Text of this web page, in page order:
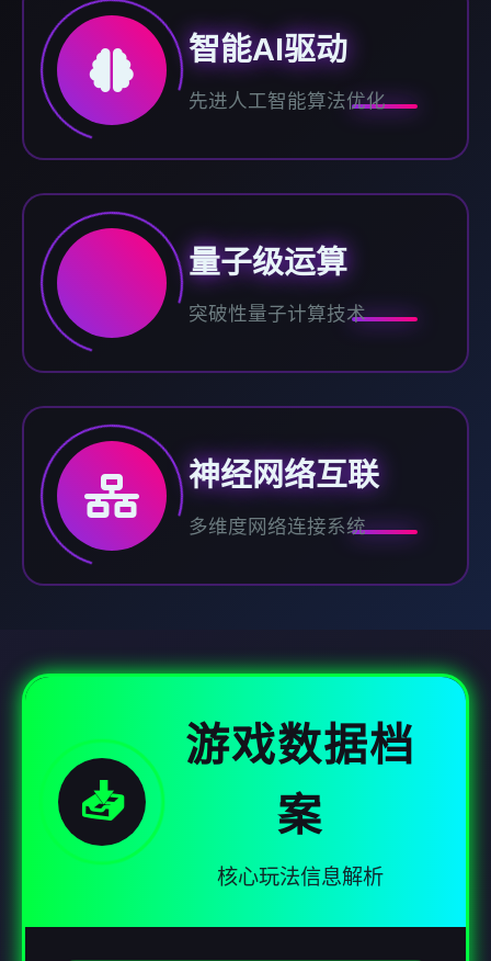
智能AI驱动
先进人工智能算法优化
量子级运算
突破性量子计算技术
神经网络互联
多维度网络连接系统
📥
游戏数据档
案
核心玩法信息解析